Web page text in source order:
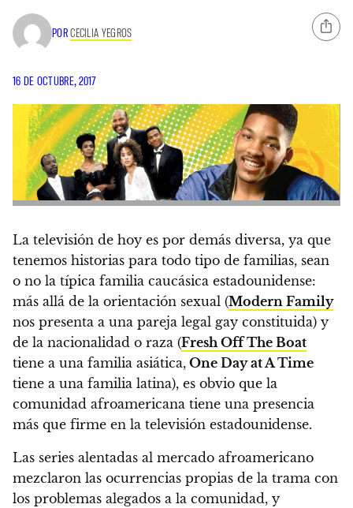
PORCECILIA YEGROS
16 DE OCTUBRE, 2017
La televisión de hoy es por demás diversa, ya que
tenemos historias para todo tipo de familias, sean
o no la típica familia caucásica estadounidense:
más allá de la orientación sexual (Modern Family
nos presenta a una pareja legal gay constituida) y
de la nacionalidad o raza (Fresh Off The Boat
tiene a una familia asiática, One Day at A Time
tiene a una familia latina), es obvio que la
comunidad afroamericana tiene una presencia
más que firme en la televisión estadounidense.
Las series alentadas al mercado afroamericano
mezclaron las ocurrencias propias de la trama con
los problemas alegados a la comunidad, y